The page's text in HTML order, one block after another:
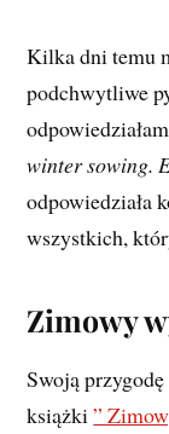
Kilka dni temu
podchwytliwe
winter sowing.
odpowiedziała
wszystkich,
Zimowy
Swoją
książki”